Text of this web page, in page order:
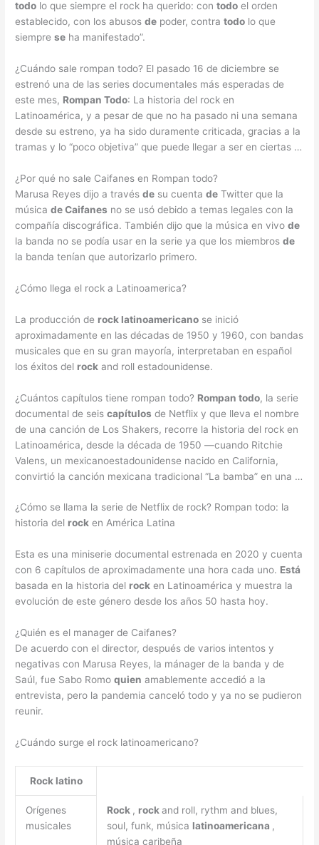
todo lo que siempre el rock ha querido: contodo el orden
establecido, con los abusosde poder, contratodo lo que
siemprese ha manifestado”.
¿Cuándo sale rompan todo? El pasado 16 de diciembre se
estrenó una de las series documentales más esperadas de
este mes, Rompan Todo: La historia del rock en
Latinoamérica, y a pesar de que no ha pasado ni una semana
desde su estreno, ya ha sido duramente criticada, gracias a la
tramas y lo “poco objetiva” que puede llegar a ser en ciertas …
¿Por qué no sale Caifanes en Rompan todo?
Marusa Reyes dijo a travésde su cuentade Twitter que la
músicade Caifanes no se usó debido a temas legales con la
compañía discográfica. También dijo que la música en vivode
la banda no se podía usar en la serie ya que los miembrosde
la banda tenían que autorizarlo primero.
¿Cómo llega el rock a Latinoamerica?
La producción de rock latinoamericano se inició
aproximadamente en las décadas de 1950 y 1960, con bandas
musicales que en su gran mayoría, interpretaban en español
los éxitos del rock and roll estadounidense.
¿Cuántos capítulos tiene rompan todo? Rompan todo, la serie
documental de seiscapítulos de Netflix y que lleva el nombre
de una canción de Los Shakers, recorre la historia del rock en
Latinoamérica, desde la década de 1950 —cuando Ritchie
Valens, un mexicanoestadounidense nacido en California,
convirtió la canción mexicana tradicional “La bamba” en una …
¿Cómo se llama la serie de Netflix de rock? Rompan todo: la
historia del rock en América Latina
Esta es una miniserie documental estrenada en 2020 y cuenta
con 6 capítulos de aproximadamente una hora cada uno. Está
basada en la historia del rock en Latinoamérica y muestra la
evolución de este género desde los años 50 hasta hoy.
¿Quién es el manager de Caifanes?
De acuerdo con el director, después de varios intentos y
negativas con Marusa Reyes, la mánager de la banda y de
Saúl, fue Sabo Romoquien amablemente accedió a la
entrevista, pero la pandemia canceló todo y ya no se pudieron
reunir.
¿Cuándo surge el rock latinoamericano?
Rock latino
Orígenes
musicales
Rock , rockand roll, rythm and blues,
soul, funk, música latinoamericana ,
música caribeña